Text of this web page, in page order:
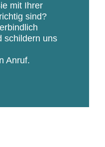
mit Ihrer
sind?
schildern uns
Anruf.